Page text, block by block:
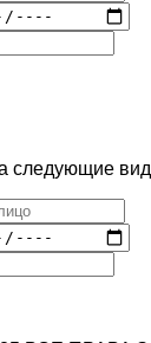
следующие